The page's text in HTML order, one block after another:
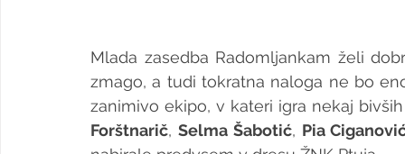
Mlada zasedba Radomljankam želi
zmago, a tudi tokratna naloga ne bo
zanimivo ekipo, v kateri igra nekaj
Forštnarič, Selma Šabotić, Pia